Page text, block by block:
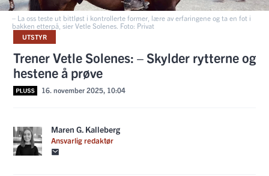
– La oss teste ut bittløst i kontrollerte former, lære av erfaringene og ta en fot i
bakken etterpå, sier Vetle Solenes. Foto: Privat
UTSTYR
Trener Vetle Solenes: – Skylder rytterne og
hestene å prøve
16. november 2025, 10:04
Maren G. Kalleberg
Ansvarlig redaktør